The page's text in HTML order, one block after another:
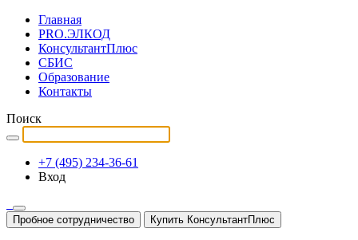
Главная
PRO.ЭЛКОД
КонсультантПлюс
СБИС
Образование
Контакты
Поиск
+7 (495) 234-36-61
Вход
Пробное сотрудничество Купить КонсультантПлюс